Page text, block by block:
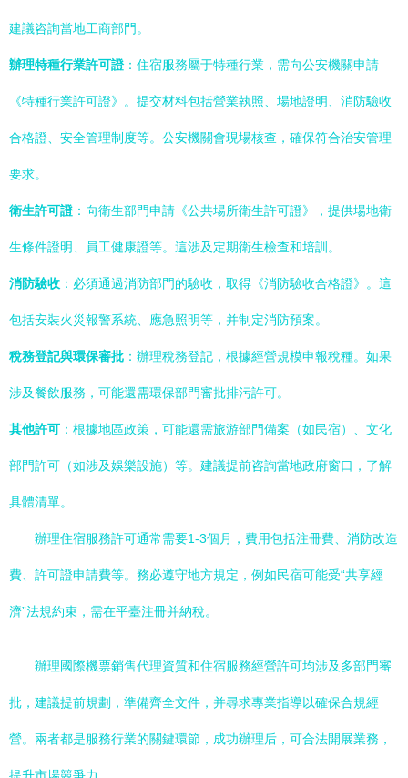
建議咨詢當地工商部門。
辦理特種行業許可證：住宿服務屬于特種行業，需向公安機關申請
《特種行業許可證》。提交材料包括營業執照、場地證明、消防驗收
合格證、安全管理制度等。公安機關會現場核查，確保符合治安管理
要求。
衛生許可證：向衛生部門申請《公共場所衛生許可證》，提供場地衛
生條件證明、員工健康證等。這涉及定期衛生檢查和培訓。
消防驗收 ：必須通過消防部門的驗收，取得《消防驗收合格證》。這
包括安裝火災報警系統、應急照明等，并制定消防預案。
稅務登記與環保審批 ：辦理稅務登記，根據經營規模申報稅種。如果
涉及餐飲服務，可能還需環保部門審批排污許可。
其他許可 ：根據地區政策，可能還需旅游部門備案（如民宿）、文化
部門許可（如涉及娛樂設施）等。建議提前咨詢當地政府窗口，了解
具體清單。
辦理住宿服務許可通常需要1-3個月，費用包括注冊費、消防改造
費、許可證申請費等。務必遵守地方規定，例如民宿可能受“共享經
濟”法規約束，需在平臺注冊并納稅。
辦理國際機票銷售代理資質和住宿服務經營許可均涉及多部門審
批，建議提前規劃，準備齊全文件，并尋求專業指導以確保合規經
營。兩者都是服務行業的關鍵環節，成功辦理后，可合法開展業務，